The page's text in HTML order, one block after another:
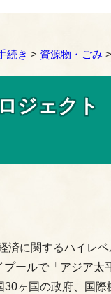
続き > 資源物・ごみ >
ジェク
済に関するハイレ
ールで「アジア太
ヶ国の政府、国